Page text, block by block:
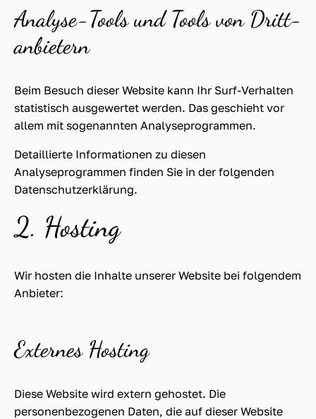
Analyse-Tools und Tools von Dritt­
anbietern
Beim Besuch dieser Website kann Ihr Surf-Verhalten
statistisch ausgewertet werden. Das geschieht vor
allem mit sogenannten Analyseprogrammen.
Detaillierte Informationen zu diesen
Analyseprogrammen finden Sie in der folgenden
Datenschutzerklärung.
2. Hosting
Wir hosten die Inhalte unserer Website bei folgendem
Anbieter:
Externes Hosting
Diese Website wird extern gehostet. Die
personenbezogenen Daten, die auf dieser Website